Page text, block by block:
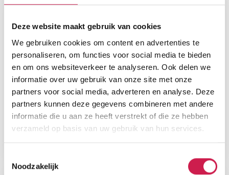
Deze website maakt gebruik van cookies
We gebruiken cookies om content en advertenties te
personaliseren, om functies voor social media te bieden
en om ons websiteverkeer te analyseren. Ook delen we
informatie over uw gebruik van onze site met onze
partners voor social media, adverteren en analyse. Deze
partners kunnen deze gegevens combineren met andere
informatie die u aan ze heeft verstrekt of die ze hebben
verzameld op basis van uw gebruik van hun services.
Noodzakelijk